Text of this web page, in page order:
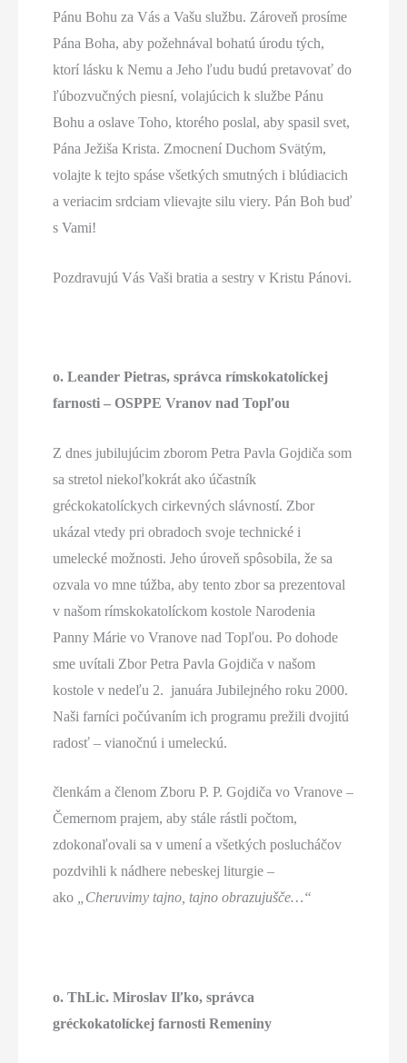
Pánu Bohu za Vás a Vašu službu. Zároveň prosíme
Pána Boha, aby požehnával bohatú úrodu tých,
ktorí lásku k Nemu a Jeho ľudu budú pretavovať do
ľúbozvučných piesní, volajúcich k službe Pánu
Bohu a oslave Toho, ktorého poslal, aby spasil svet,
Pána Ježiša Krista. Zmocnení Duchom Svätým,
volajte k tejto spáse všetkých smutných i blúdiacich
a veriacim srdciam vlievajte silu viery. Pán Boh buď
s Vami!
Pozdravujú Vás Vaši bratia a sestry v Kristu Pánovi.
o. Leander Pietras, správca rímskokatolíckej
farnosti – OSPPE Vranov nad Topľou
Z dnes jubilujúcim zborom Petra Pavla Gojdiča som
sa stretol niekoľkokrát ako účastník
gréckokatolíckych cirkevných slávností. Zbor
ukázal vtedy pri obradoch svoje technické i
umelecké možnosti. Jeho úroveň spôsobila, že sa
ozvala vo mne túžba, aby tento zbor sa prezentoval
v našom rímskokatolíckom kostole Narodenia
Panny Márie vo Vranove nad Topľou. Po dohode
sme uvítali Zbor Petra Pavla Gojdiča v našom
kostole v nedeľu 2. januára Jubilejného roku 2000.
Naši farníci počúvaním ich programu prežili dvojitú
radosť – vianočnú i umeleckú.
členkám a členom Zboru P. P. Gojdiča vo Vranove –
Čemernom prajem, aby stále rástli počtom,
zdokonaľovali sa v umení a všetkých poslucháčov
pozdvihli k nádhere nebeskej liturgie –
ako „Cheruvimy tajno, tajno obrazujušče…“
o. ThLic. Miroslav Iľko, správca
gréckokatolíckej farnosti Remeniny